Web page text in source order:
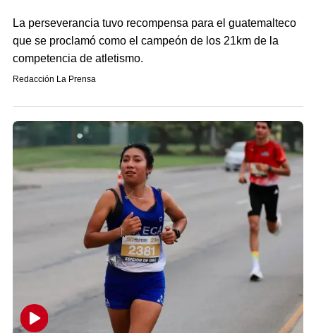
La perseverancia tuvo recompensa para el guatemalteco
que se proclamó como el campeón de los 21km de la
competencia de atletismo.
Redacción La Prensa